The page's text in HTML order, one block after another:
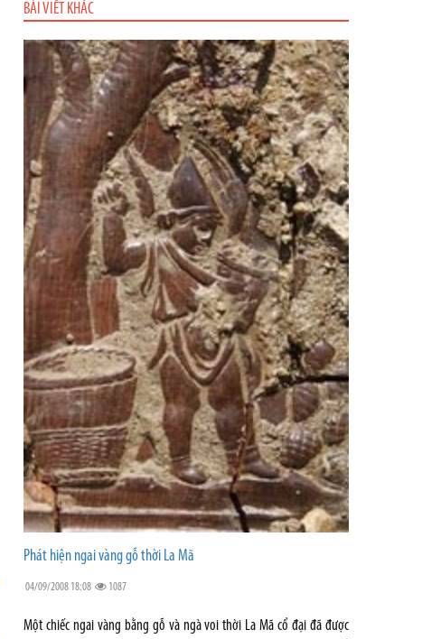
BÀI VIẾT KHÁC
Phát hiện ngai vàng gỗ thời La Mã
04/09/2008 18:08 1087
Một chiếc ngai vàng bằng gỗ và ngà voi thời La Mã cổ đại đã được